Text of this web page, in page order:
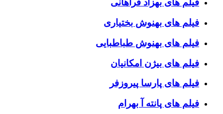
فیلم های بهزاد فراهانی
فیلم های بهنوش بختیاری
فیلم های بهنوش طباطبایی
فیلم های بیژن امکانیان
فیلم های پارسا پیروزفر
فیلم های پانته آ بهرام